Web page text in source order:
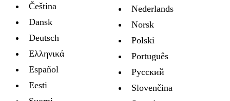
Čeština
Dansk
Deutsch
Ελληνικά
Español
Eesti
Nederlands
Norsk
Polski
Português
Русский
Slovenčina